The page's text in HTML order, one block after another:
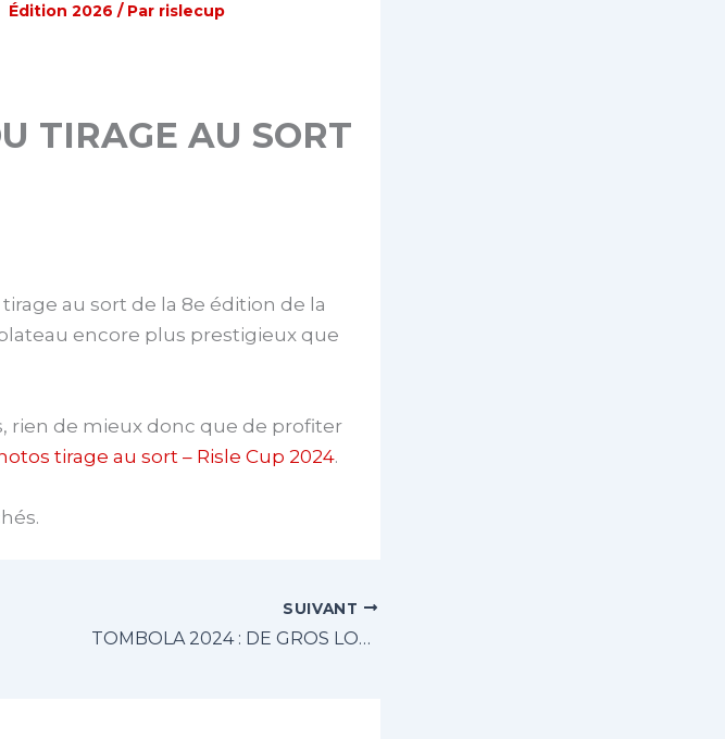
Édition 2026 / Par rislecup
TIRAGE AU SORT
au sort de la 8e édition de la
encore plus prestigieux que
rien de mieux donc que de profiter
tirage au sort – Risle Cup 2024.
SUIVANT
TOMBOLA 2024 : DE GROS LOTS SONT EN JEUX CETTE ANNEE